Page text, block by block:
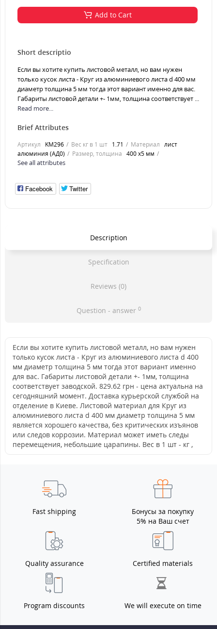
Add to Cart
Short descriptio
Если вы хотите купить листовой металл, но вам нужен
только кусок листа - Круг из алюминиевого листа d 400 мм
диаметр толщина 5 мм тогда этот вариант именно для вас.
Габариты листовой детали +- 1мм, толщина соответствует ...
Read more...
Brief Attributes
Артикул KM296 Вес кг в 1 шт 1.71 Материал лист
алюминия (АД0)
Размер, толщина 400 х5 мм
See all attributes
Facebook Twitter
Description
Specification
Reviews (0)
Question - answer 0
Если вы хотите купить листовой металл, но вам нужен
только кусок листа - Круг из алюминиевого листа d 400
мм диаметр толщина 5 мм тогда этот вариант именно
для вас. Габариты листовой детали +- 1мм, толщина
соответствует заводской. 829.62 грн - цена актуальна на
сегодняшний момент. Доставка курьерской службой на
отделение в Киеве. Листовой материал для Круг из
алюминиевого листа d 400 мм диаметр толщина 5 мм
является хорошего качества, без критических изъянов
или следов коррозии. Материал может иметь следы
перемещения, небольшие царапины. Вес в 1 шт - кг ,
Fast shipping
Бонусы за покупку
5% на Ваш счет
Quality assurance Certified materials
Program discounts We will execute on time